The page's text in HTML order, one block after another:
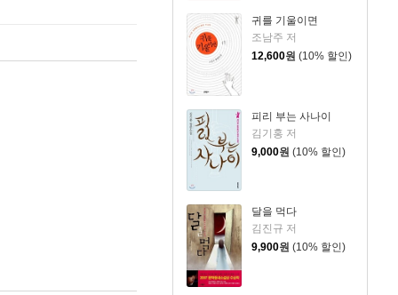
귀를 기울이면
조남주 저
12,600원 (10% 할인)
피리 부는 사나이
김기홍 저
9,000원 (10% 할인)
달을 먹다
김진규 저
9,900원 (10% 할인)